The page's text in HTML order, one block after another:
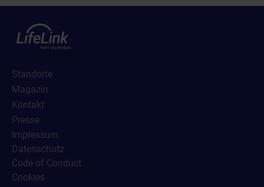
Standorte
Magazin
Kontakt
Presse
Impressum
Datenschutz
Code of Conduct
Cookies